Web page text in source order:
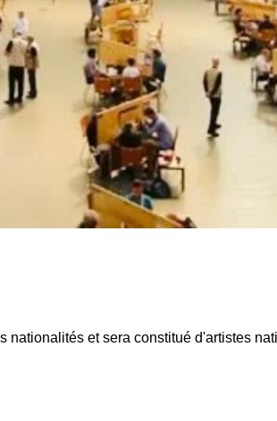
nationalités et sera constitué d'artistes